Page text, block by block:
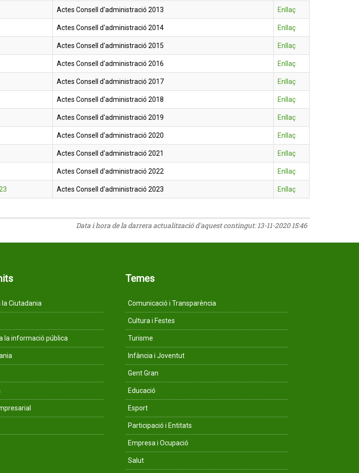
Actes Consell d'administració 2013 Enllaç
Actes Consell d'administració 2014 Enllaç
Actes Consell d'administració 2015 Enllaç
Actes Consell d'administració 2016 Enllaç
Actes Consell d'administració 2017 Enllaç
Actes Consell d'administració 2018 Enllaç
Actes Consell d'administració 2019 Enllaç
Actes Consell d'administració 2020 Enllaç
Actes Consell d'administració 2021 Enllaç
Actes Consell d'administració 2022 Enllaç
Actes Consell d'administració 2023 Enllaç
Data i hora de la darrera actualització d'aquest contingut:13-11-2020 15:46
Ciutadania
la informació pública
Temes
Comunicació i Transparència
Cultura i Festes
Turisme
Infància i Joventut
Gent Gran
Educació
Esport
Participació i Entitats
Empresa i Ocupació
Salut